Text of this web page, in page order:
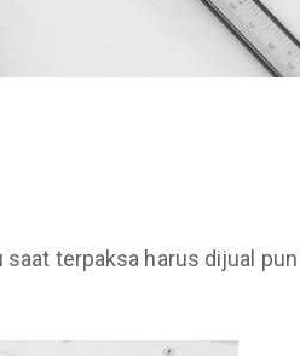
terpaksa harus dijual